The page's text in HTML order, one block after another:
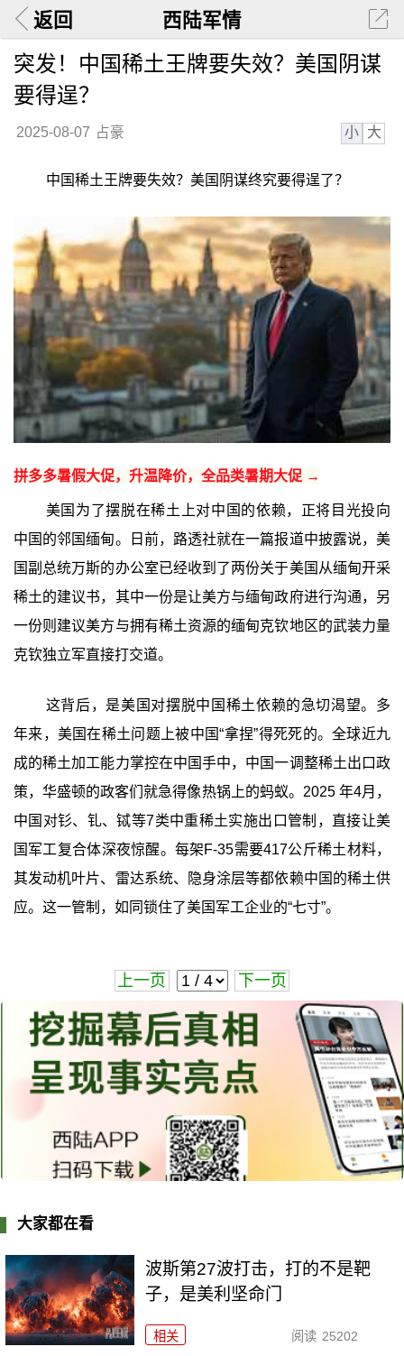
返回 西陆军情
突发！中国稀土王牌要失效？美国阴谋
要得逞？
2025-08-07 占豪 小 大
中国稀土王牌要失效？美国阴谋终究要得逞了？
拼多多暑假大促，升温降价，全品类暑期大促 →
美国为了摆脱在稀土上对中国的依赖，正将目光投向
中国的邻国缅甸。日前，路透社就在一篇报道中披露说，美
国副总统万斯的办公室已经收到了两份关于美国从缅甸开采
稀土的建议书，其中一份是让美方与缅甸政府进行沟通，另
一份则建议美方与拥有稀土资源的缅甸克钦地区的武装力量
克钦独立军直接打交道。
这背后，是美国对摆脱中国稀土依赖的急切渴望。多
年来，美国在稀土问题上被中国“拿捏”得死死的。全球近九
成的稀土加工能力掌控在中国手中，中国一调整稀土出口政
策，华盛顿的政客们就急得像热锅上的蚂蚁。2025 年4月，
中国对钐、钆、铽等7类中重稀土实施出口管制，直接让美
国军工复合体深夜惊醒。每架F-35需要417公斤稀土材料，
其发动机叶片、雷达系统、隐身涂层等都依赖中国的稀土供
应。这一管制，如同锁住了美国军工企业的“七寸”。
上一页 下一页
大家都在看
波斯第27波打击，打的不是靶
子，是美利坚命门
相关 阅读 25202